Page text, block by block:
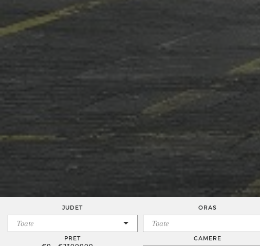
JUDET ORAS
PRET
CAMERE